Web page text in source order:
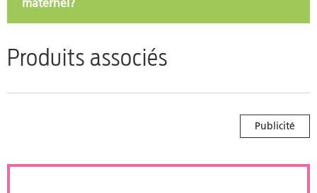
maternel?
Produits associés
Publicité